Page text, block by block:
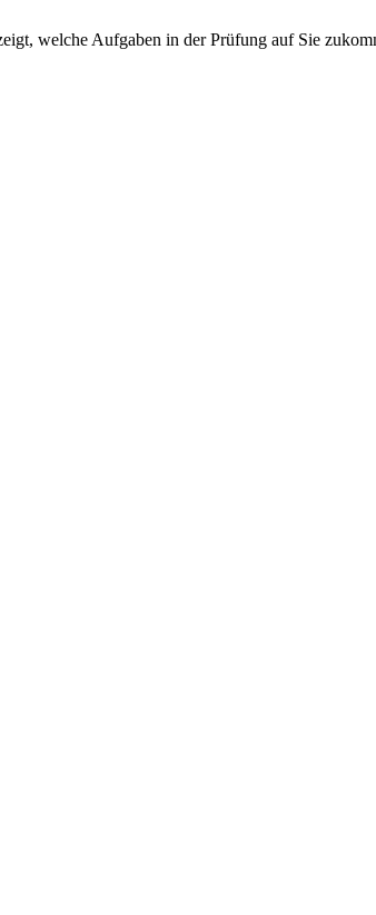
welche Aufgaben in der Prüfung auf Sie